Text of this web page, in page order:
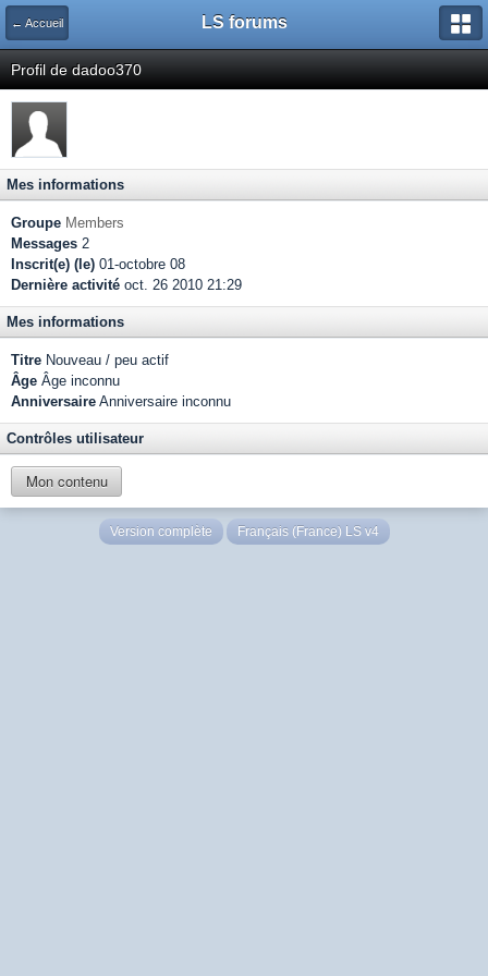
← Accueil LS forums
Profil de dadoo370
Mes informations
Groupe Members
Messages 2
Inscrit(e) (le) 01-octobre 08
Dernière activité oct. 26 2010 21:29
Mes informations
Titre Nouveau / peu actif
Âge Âge inconnu
Anniversaire Anniversaire inconnu
Contrôles utilisateur
Mon contenu
Version complète Français (France) LS v4